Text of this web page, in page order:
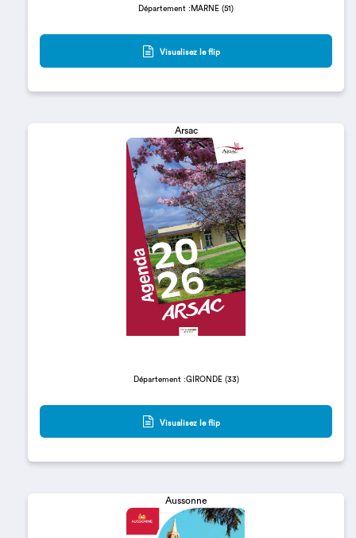
Département :MARNE (51)
Visualisez le flip
Arsac
Département :GIRONDE (33)
Visualisez le flip
Aussonne